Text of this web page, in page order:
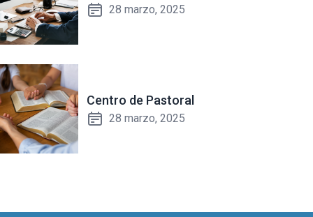
28 marzo, 2025
Centro de Pastoral
28 marzo, 2025